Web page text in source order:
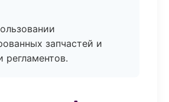
запчастей и
регламентов.